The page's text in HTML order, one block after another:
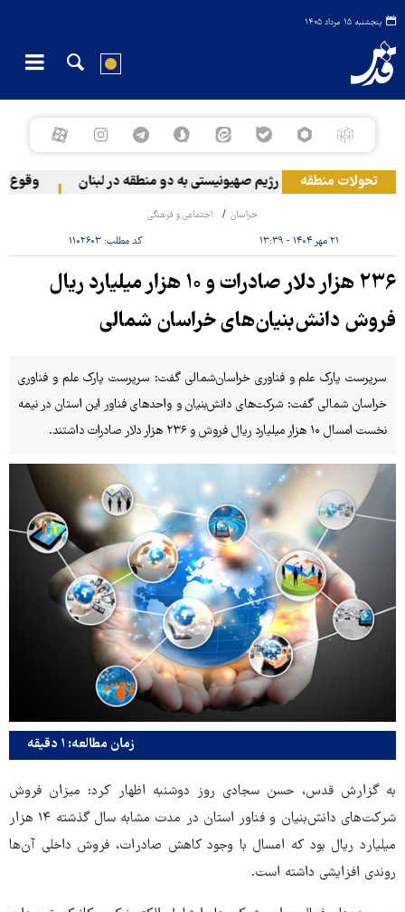
پنجشنبه ۱۵ مرداد ۱۴۰۵
تحولات منطقهحمله رژیم صهیونیستی به دو منطقه در لبنان وقوع
خراسان اجتماعی و فرهنگی
۲۱ مهر ۱۴۰۴ - ۱۳:۳۹ کد مطلب: ۱۱۰۲۶۰۳
۲۳۶ هزار دلار صادرات و ۱۰ هزار میلیارد ریال
فروش دانش‌بنیان‌های خراسان شمالی
سرپرست پارک علم و فناوری خراسان‌شمالی گفت: سرپرست پارک علم و فناوری
خراسان شمالی گفت: شرکت‌های دانش‌بنیان و واحدهای فناور این استان در نیمه
نخست امسال ۱۰ هزار میلیارد ریال فروش و ۲۳۶ هزار دلار صادرات داشتند.
زمان مطالعه: ۱ دقیقه
به گزارش قدس، حسن سجادی روز دوشنبه اظهار کرد: میزان فروش
شرکت‌های دانش‌بنیان و فناور استان در مدت مشابه سال گذشته ۱۴ هزار
میلیارد ریال بود که امسال با وجود کاهش صادرات، فروش داخلی آن‌ها
روندی افزایشی داشته است.